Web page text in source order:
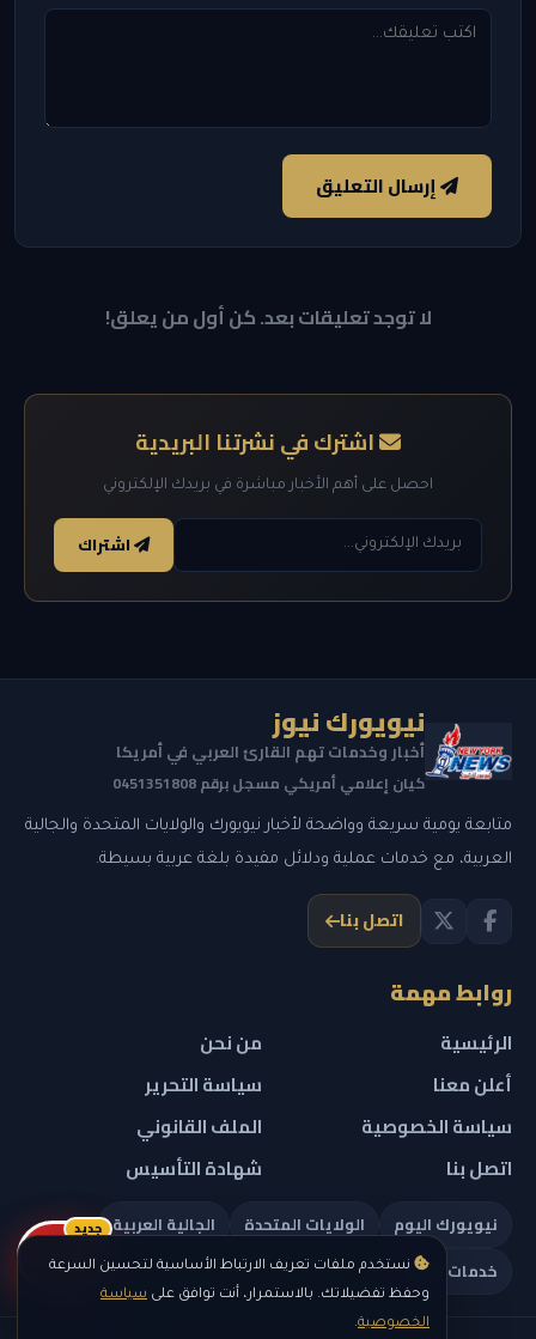
نستخدم ملفات تعريف الارتباط الأساسية لتحسين السرعة
وحفظ تفضيلاتك. بالاستمرار، أنت توافق على سياسة
الخصوصية.
إرسال التعليق
لا توجد تعليقات بعد. كن أول من يعلق!
اشترك في نشرتنا البريدية
احصل على أهم الأخبار مباشرة في بريدك الإلكتروني
اشتراك
نيويورك نيوز
أخبار وخدمات تهم القارئ العربي في أمريكا
كيان إعلامي أمريكي مسجل برقم 0451351808
متابعة يومية سريعة وواضحة لأخبار نيويورك والولايات المتحدة والجالية
العربية، مع خدمات عملية ودلائل مفيدة بلغة عربية بسيطة.
اتصل بنا
روابط مهمة
الرئيسية
من نحن
أعلن معنا
سياسة التحرير
سياسة الخصوصية
الملف القانوني
اتصل بنا
شهادة التأسيس
نيويورك اليوم الولايات المتحدة
الجالية العربية
خدمات تهمك
ريلز
جديد